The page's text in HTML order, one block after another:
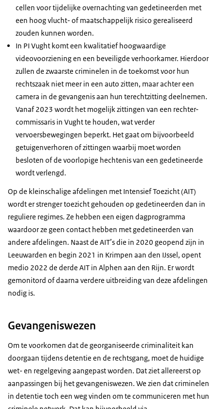
cellen voor tijdelijke overnachting van gedetineerden met
een hoog vlucht- of maatschappelijk risico gerealiseerd
zouden kunnen worden.
In PI Vught komt een kwalitatief hoogwaardige
videovoorziening en een beveiligde verhoorkamer. Hierdoor
zullen de zwaarste criminelen in de toekomst voor hun
rechtszaak niet meer in een auto zitten, maar achter een
camera in de gevangenis aan hun terechtzitting deelnemen.
Vanaf 2023 wordt het mogelijk zittingen van een rechter-
commissaris in Vught te houden, wat verder
vervoersbewegingen beperkt. Het gaat om bijvoorbeeld
getuigenverhoren of zittingen waarbij moet worden
besloten of de voorlopige hechtenis van een gedetineerde
wordt verlengd.
Op de kleinschalige afdelingen met Intensief Toezicht (AIT)
wordt er strenger toezicht gehouden op gedetineerden dan in
reguliere regimes. Ze hebben een eigen dagprogramma
waardoor ze geen contact hebben met gedetineerden van
andere afdelingen. Naast de AIT’s die in 2020 geopend zijn in
Leeuwarden en begin 2021 in Krimpen aan den IJssel, opent
medio 2022 de derde AIT in Alphen aan den Rijn. Er wordt
gemonitord of daarna verdere uitbreiding van deze afdelingen
nodig is.
Gevangeniswezen
Om te voorkomen dat de georganiseerde criminaliteit kan
doorgaan tijdens detentie en de rechtsgang, moet de huidige
wet- en regelgeving aangepast worden. Dat ziet allereerst op
aanpassingen bij het gevangeniswezen. We zien dat criminelen
in detentie toch een weg vinden om te communiceren met hun